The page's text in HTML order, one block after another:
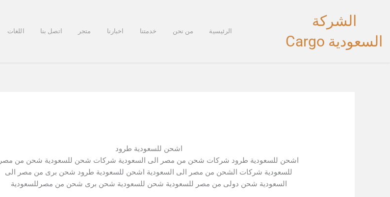
الشركة
السعودية Cargo
الرئيسية من نحن خدمتنا اخبارنا متجر اتصل بنا اللغات
اشحن للسعودية طرود
اشحن للسعودية طرود شركات شحن من مصر الى السعودية شركات شحن للسعودية شحن من مصر
للسعودية شركات الشحن من مصر الى السعودية اشحن للسعودية طرود شحن برى من مصر الى
السعودية شحن دولى من مصر للسعودية شحن للسعودية شحن برى شحن من مصرللسعودية